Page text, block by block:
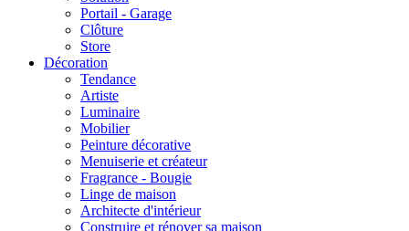
Portail - Garage
Clôture
Store
Décoration
Tendance
Artiste
Luminaire
Mobilier
Peinture décorative
Menuiserie et créateur
Fragrance - Bougie
Linge de maison
Architecte d'intérieur
Construire et rénover sa maison